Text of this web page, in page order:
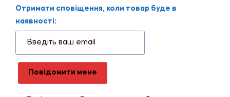
Отримати сповіщення, коли товар буде в
наявності:
Повідомити мене